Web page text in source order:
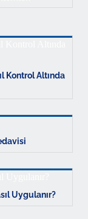
Kontrol Altında
Uygulanır?